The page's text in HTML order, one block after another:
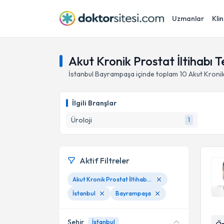
Uzmanlar
Akut Kronik Prostat İltihabı
İstanbul Bayrampaşa içinde toplam 10 Akut
İlgili Branşlar
Üroloji
1
Aktif Filtreler
Akut Kronik Prostat İltihabı Tedavileri
İstanbul
Bayrampaşa
Şehir İstanbul